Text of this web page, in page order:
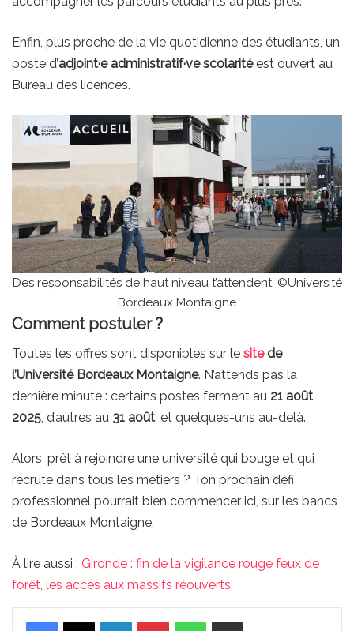
Enfin, plus proche de la vie quotidienne des étudiants, un
poste d’adjoint·e administratif·ve scolaritéest ouvert au
Bureau des licences.
Des responsabilités de haut niveau t’attendent. ©Université
Bordeaux Montaigne
Comment postuler ?
Toutes les offres sont disponibles sur le site de
l’Université Bordeaux Montaigne. N’attends pas la
dernière minute : certains postes ferment au 21 août
2025, d’autres au 31 août, et quelques-uns au-delà.
Alors, prêt à rejoindre une université qui bouge et qui
recrute dans tous les métiers ? Ton prochain défi
professionnel pourrait bien commencer ici, sur les bancs
de Bordeaux Montaigne.
À lire aussi : Gironde : fin de la vigilance rouge feux de
forêt, les accès aux massifs réouverts
LinkedinPinterestWhatsAppPartager par email